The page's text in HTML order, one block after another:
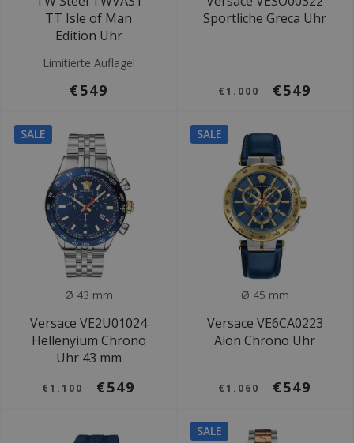
TT Isle of Man
Edition Uhr
Limitierte Auflage!
€549
Sportliche Greca Uhr
€1.000 €549
SALE
Ø 43 mm
Versace VE2U01024
Hellenyium Chrono
Uhr 43 mm
€1.100 €549
SALE
Ø 45 mm
Versace VE6CA0223
Aion Chrono Uhr
€1.060 €549
SALE